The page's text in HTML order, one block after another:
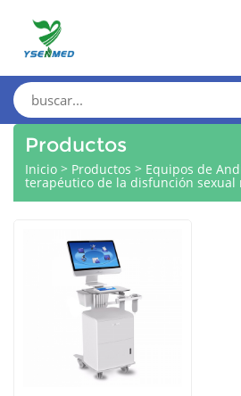
Productos
Inicio > Productos > Equipos de
terapéutico de la disfunción sexual